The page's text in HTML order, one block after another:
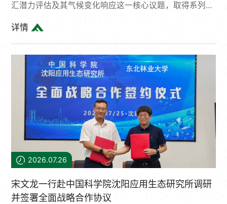
汇潜力评估及其气候变化响应这一核心议题，取得系列重
韧性及气候阈值等维度出发，连续在国际高水平期刊上发
表3项研究成果：“Integrating state and process
variables to assess the carbon balance of China’s
terrestrial ecosystems from 2014 to 2023: the CarBal...
详情
2026.07.26
宋文龙一行赴中国科学院沈阳应用生态研究所调研
并签署全面战略合作协议